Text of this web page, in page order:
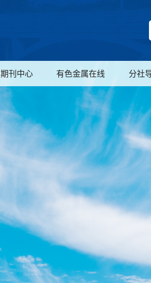
期刊中心 有色金属在线 分社